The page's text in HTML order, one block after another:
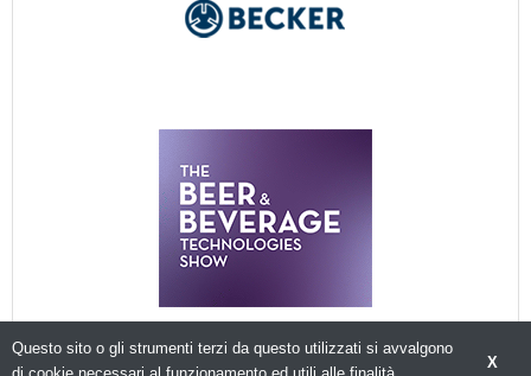
X
Questo sito o gli strumenti terzi da questo utilizzati si avvalgono